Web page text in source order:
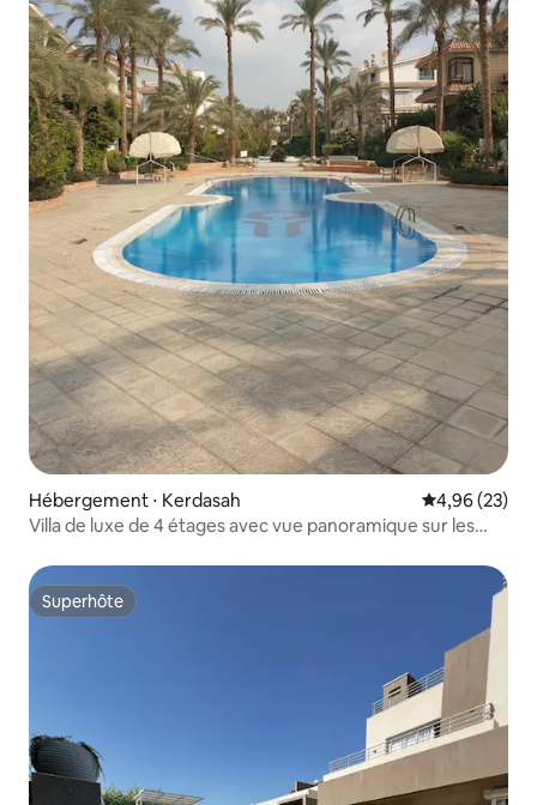
Hébergement ⋅ Kerdasah Évaluation
4,96 (23)
Villa de luxe de 4 étages avec vue panoramique sur les
Superhôte
Superhôte